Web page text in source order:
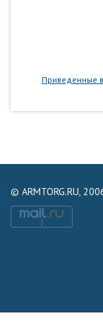
Приведенные в
© ARMTORG.RU,